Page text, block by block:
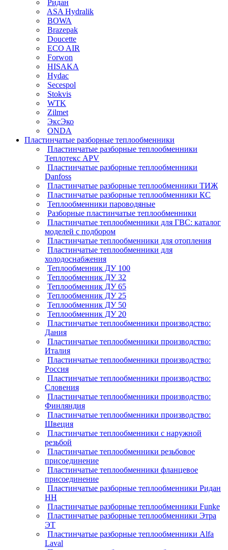
Ридан
ASA Hydralik
BOWA
Brazepak
Doucette
ECO AIR
Forwon
HISAKA
Hydac
Secespol
Stokvis
WTK
Zilmet
ЭксЭко
ONDA
Пластинчатые разборные теплообменники
Пластинчатые разборные теплообменники
Теплотекс APV
Пластинчатые разборные теплообменники
Danfoss
Пластинчатые разборные теплообменники ТИЖ
Пластинчатые разборные теплообменники КC
Теплообменники пароводяные
Разборные пластинчатые теплообменники
Пластинчатые теплообменники для ГВС: каталог
моделей с подбором
Пластинчатые теплообменники для отопления
Пластинчатые теплообменники для
холодоснабжения
Теплообменник ДУ 100
Теплообменник ДУ 32
Теплообменник ДУ 65
Теплообменник ДУ 25
Теплообменник ДУ 50
Теплообменник ДУ 20
Пластинчатые теплообменники производство:
Дания
Пластинчатые теплообменники производство:
Италия
Пластинчатые теплообменники производство:
Россия
Пластинчатые теплообменники производство:
Словения
Пластинчатые теплообменники производство:
Финляндия
Пластинчатые теплообменники производство:
Швеция
Пластинчатые теплообменники с наружной
резьбой
Пластинчатые теплообменники резьбовое
присоединение
Пластинчатые теплообменники фланцевое
присоединение
Пластинчатые разборные теплообменники Ридан
НН
Пластинчатые разборные теплообменники Funke
Пластинчатые разборные теплообменники Этра
ЭТ
Пластинчатые разборные теплообменники Alfa
Laval